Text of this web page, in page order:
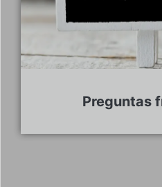
Preguntas